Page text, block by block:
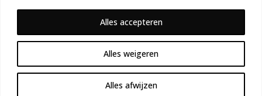
Alles weigeren
Alles afwijzen
Alles accepteren
Bij voorbaat dank voor uw solidariteit.